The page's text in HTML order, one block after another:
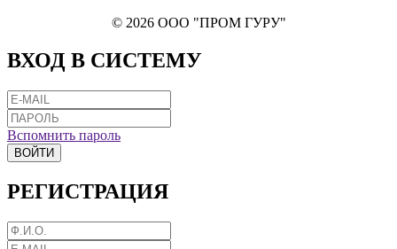
© 2026 ООО "ПРОМ ГУРУ"
ВХОД В СИСТЕМУ
Вспомнить пароль
ВОЙТИ
РЕГИСТРАЦИЯ